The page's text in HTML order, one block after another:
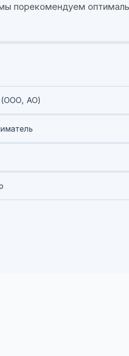
порекомендуем
(ООО, АО)